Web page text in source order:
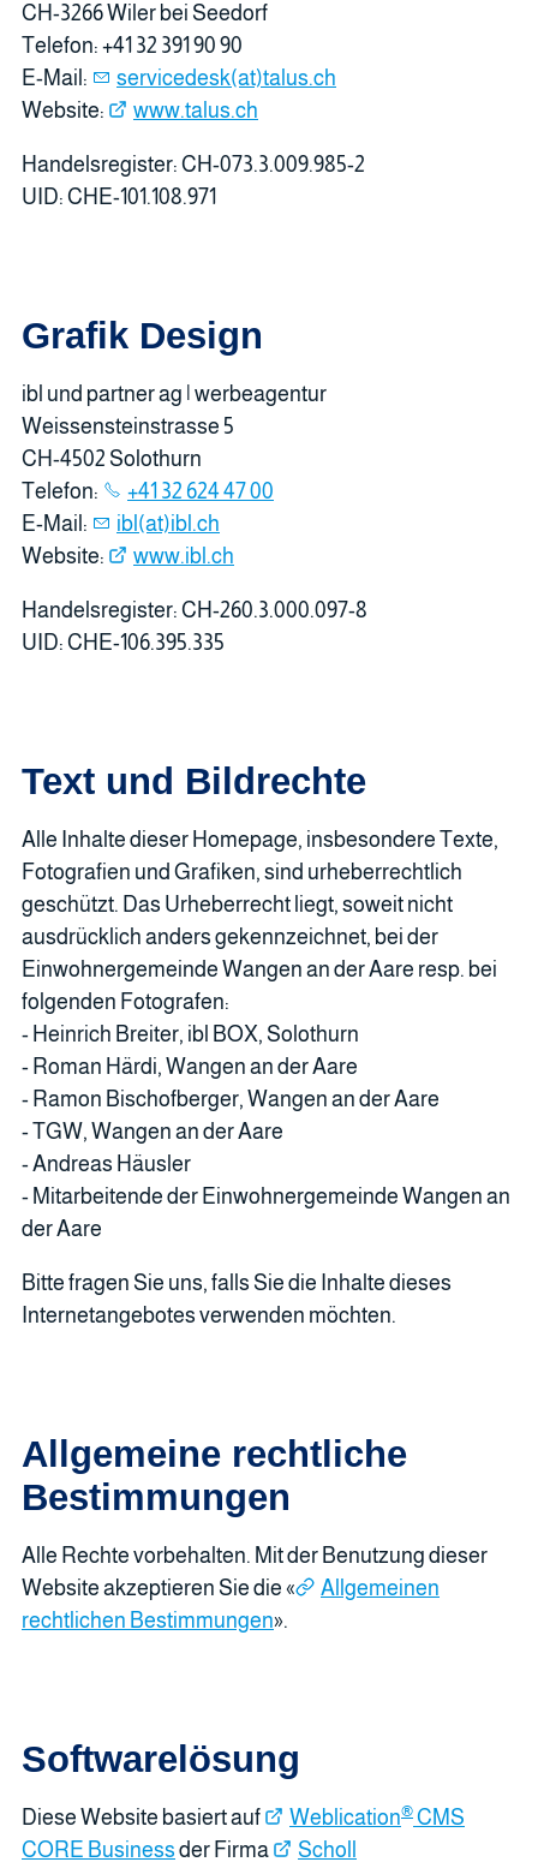
CH-3266 Wiler bei Seedorf
Telefon: +41 32 391 90 90
E-Mail:
servicedesk(at)talus.ch
Website:
www.talus.ch
Handelsregister: CH-073.3.009.985-2
UID: CHE-101.108.971
Grafik Design
ibl und partner ag | werbeagentur
Weissensteinstrasse 5
CH-4502 Solothurn
Telefon:
+41 32 624 47 00
E-Mail:
ibl(at)ibl.ch
Website:
www.ibl.ch
Handelsregister: CH-260.3.000.097-8
UID: CHE-106.395.335
Text und Bildrechte
Alle Inhalte dieser Homepage, insbesondere Texte,
Fotografien und Grafiken, sind urheberrechtlich
geschützt. Das Urheberrecht liegt, soweit nicht
ausdrücklich anders gekennzeichnet, bei der
Einwohnergemeinde Wangen an der Aare resp. bei
folgenden Fotografen:
- Heinrich Breiter, ibl BOX, Solothurn
- Roman Härdi, Wangen an der Aare
- Ramon Bischofberger, Wangen an der Aare
- TGW, Wangen an der Aare
- Andreas Häusler
- Mitarbeitende der Einwohnergemeinde Wangen an
der Aare
Bitte fragen Sie uns, falls Sie die Inhalte dieses
Internetangebotes verwenden möchten.
Allgemeine rechtliche
Bestimmungen
Alle Rechte vorbehalten. Mit der Benutzung dieser
Website akzeptieren Sie die «
Allgemeinen
rechtlichen Bestimmungen».
Softwarelösung
Diese Website basiert auf Weblication® CMS
CORE Business der Firma
Scholl